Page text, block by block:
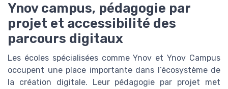
Ynov campus, pédagogie par
projet et accessibilité des
parcours digitaux
Les écoles spécialisées comme Ynov et Ynov Campus
occupent une place importante dans l’écosystème de
la création digitale. Leur pédagogie par projet met